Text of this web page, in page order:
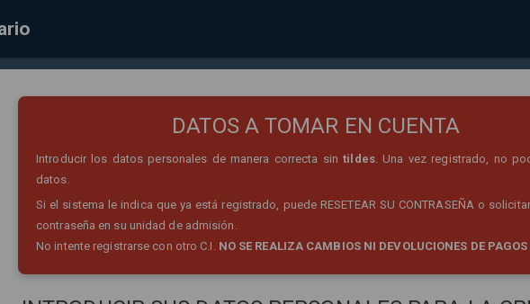
DATOS A TOMAR EN CUENTA
Introducir los datos personales de manera correcta sintildes. Una vez registrado, no
datos.
Si el sistema le indica que ya está registrado, puede RESETEAR SU CONTRASEÑA o
contraseña en su unidad de admisión.
No intente registrarse con otro C.I. NO SE REALIZA CAMBIOS NI DEVOLUCIONES DE